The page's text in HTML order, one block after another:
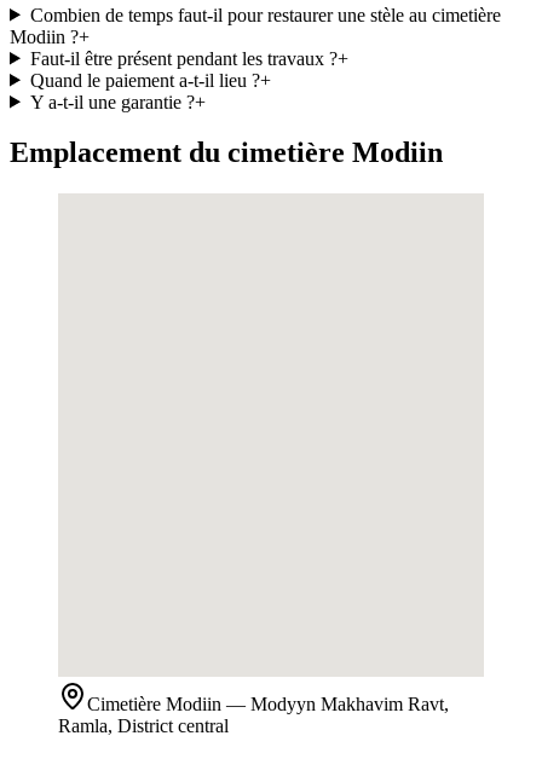
Combien de temps faut-il pour restaurer une stèle au cimetière
Modiin ?+
Faut-il être présent pendant les travaux ?+
Quand le paiement a-t-il lieu ?+
Y a-t-il une garantie ?+
Emplacement du cimetière Modiin
Cimetière Modiin — Modyyn Makhavim Ravt,
Ramla, District central